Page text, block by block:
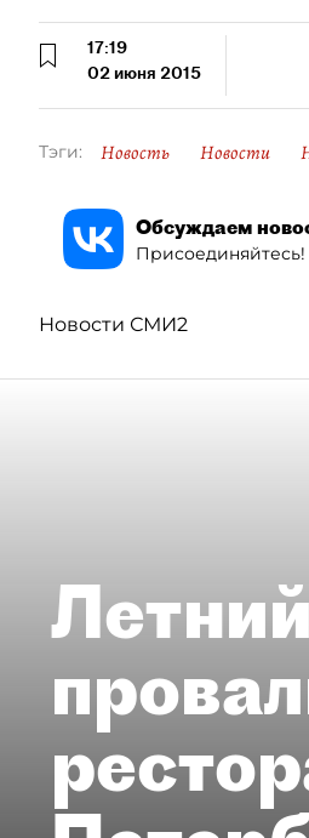
17:19
02 июня 2015
Тэги: Новость Новости
Обсуждаем
Присоединяйтесь!
Новости СМИ2